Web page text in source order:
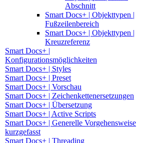
Abschnitt
Smart Docs+ | Objekttypen |
Fußzeilenbereich
Smart Docs+ | Objekttypen |
Kreuzreferenz
Smart Docs+ |
Konfigurationsmöglichkeiten
Smart Docs+ | Styles
Smart Docs+ | Preset
Smart Docs+ | Vorschau
Smart Docs+ | Zeichenkettenersetzungen
Smart Docs+ | Übersetzung
Smart Docs+ | Active Scripts
Smart Docs+ | Generelle Vorgehensweise
kurzgefasst
Smart Docs+ | Threading